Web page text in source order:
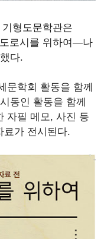
형도문학관은
로시를 위하여―나
다.
문학회 활동을 함께
동인 활동을 함께
자필 메모, 사진 등
료가 전시된다.